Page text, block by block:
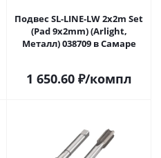
Подвес SL-LINE-LW 2x2m Set
(Pad 9x2mm) (Arlight,
Металл) 038709 в Самаре
1 650.60₽/компл